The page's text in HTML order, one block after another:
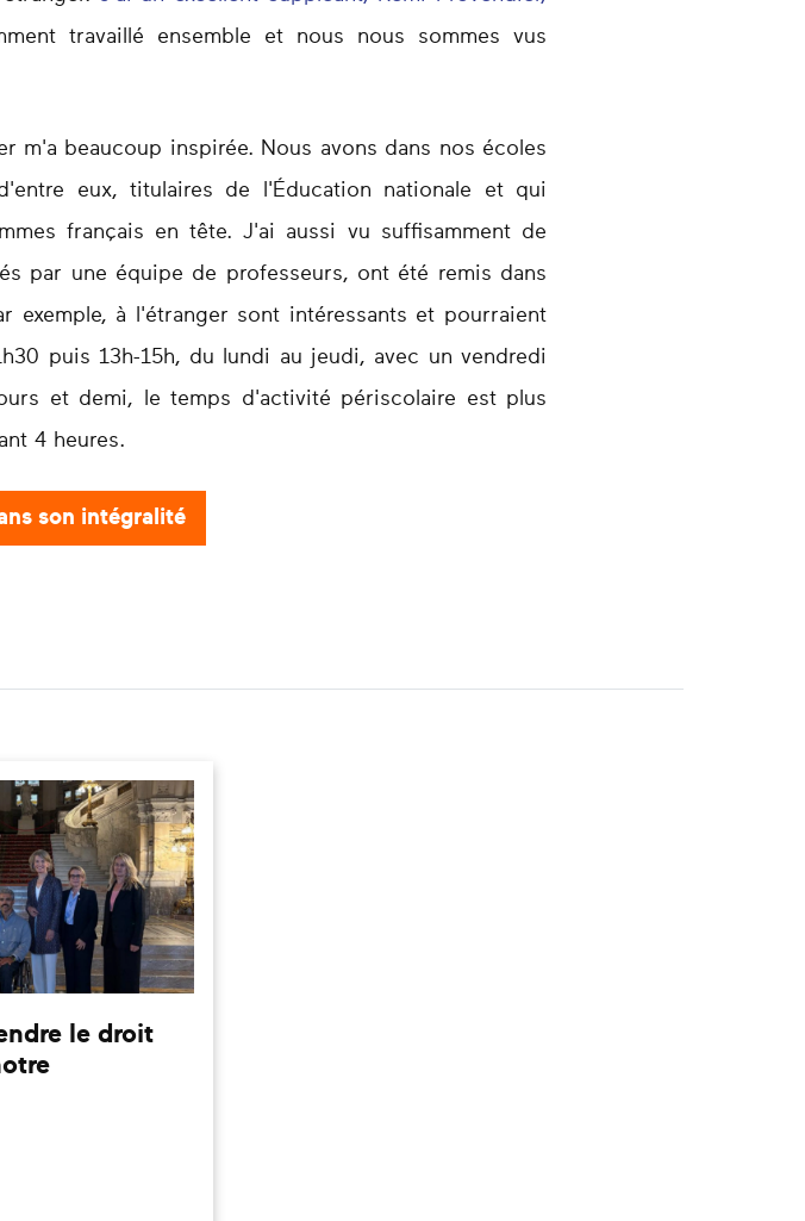
travaillé ensemble et nous nous sommes vus
m'a beaucoup inspirée. Nous avons dans nos écoles
eux, titulaires de l'Éducation nationale et qui
français en tête. J'ai aussi vu suffisamment de
par une équipe de professeurs, ont été remis dans
exemple, à l'étranger sont intéressants et pourraient
puis 13h-15h, du lundi au jeudi, avec un vendredi
et demi, le temps d'activité périscolaire est plus
4 heures.
son intégralité
le droit